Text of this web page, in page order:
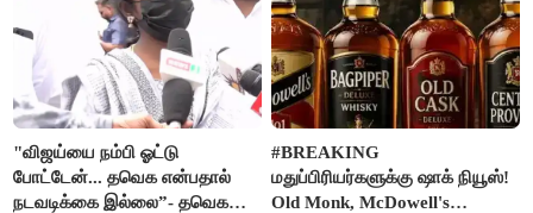
"விஜய்யை நம்பி ஓட்டு
போட்டேன்... தவெக என்பதால்
நடவடிக்கை இல்லை”- தவெக
#BREAKING
மதுப்பிரியர்களுக்கு ஷாக் நியூஸ்!
Old Monk, McDowell's